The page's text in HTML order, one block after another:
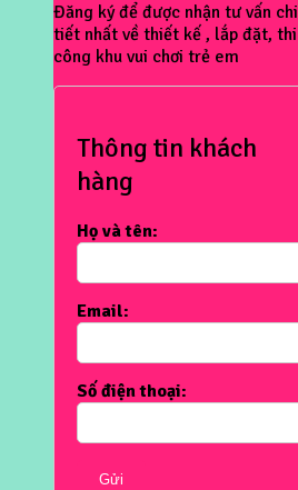
Đăng ký để được nhận tư vấn chi
tiết nhất về thiết kế , lắp đặt, thi
công khu vui chơi trẻ em
Thông tin khách
hàng
Họ và tên:
Email:
Số điện thoại:
Gửi